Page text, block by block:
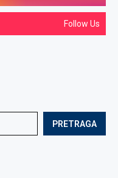
Follow Us
PRETRAGA